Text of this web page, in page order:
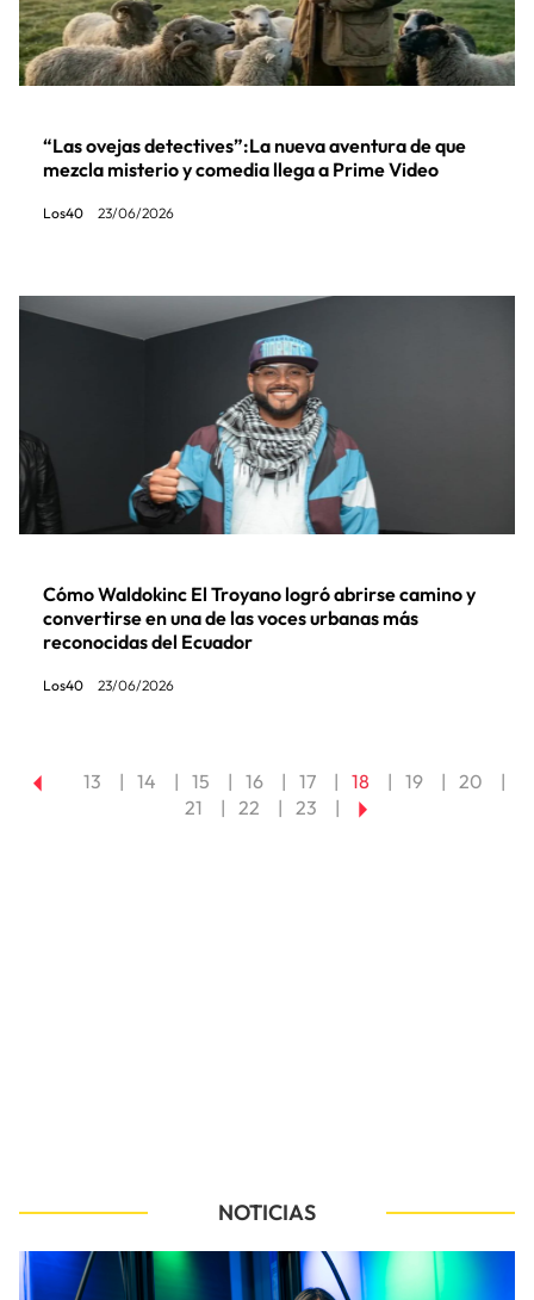
“Las ovejas detectives”:La nueva aventura de que
mezcla misterio y comedia llega a Prime Video
Los40 23/06/2026
Cómo Waldokinc El Troyano logró abrirse camino y
convertirse en una de las voces urbanas más
reconocidas del Ecuador
Los40 23/06/2026
13 14 15 16 17 18 19
20
21
22 23
NOTICIAS